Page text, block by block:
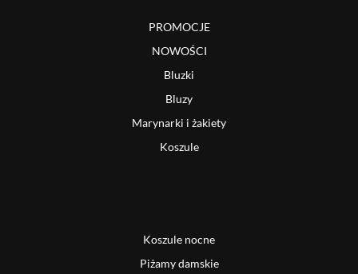
PROMOCJE
NOWOŚCI
Bluzki
Bluzy
Marynarki i żakiety
Koszule
Koszule nocne
Piżamy damskie